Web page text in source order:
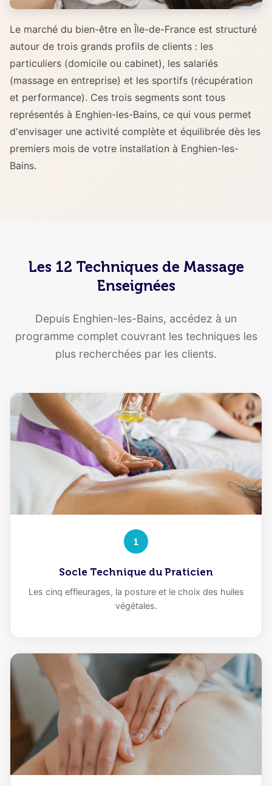
Le marché du bien-être en Île-de-France est structuré
autour de trois grands profils de clients : les
particuliers (domicile ou cabinet), les salariés
(massage en entreprise) et les sportifs (récupération
et performance). Ces trois segments sont tous
représentés à Enghien-les-Bains, ce qui vous permet
d'envisager une activité complète et équilibrée dès les
premiers mois de votre installation à Enghien-les-
Bains.
Les 12 Techniques de Massage
Enseignées
Depuis Enghien-les-Bains, accédez à un
programme complet couvrant les techniques les
plus recherchées par les clients.
1
Socle Technique du Praticien
Les cinq effleurages, la posture et le choix des huiles
végétales.